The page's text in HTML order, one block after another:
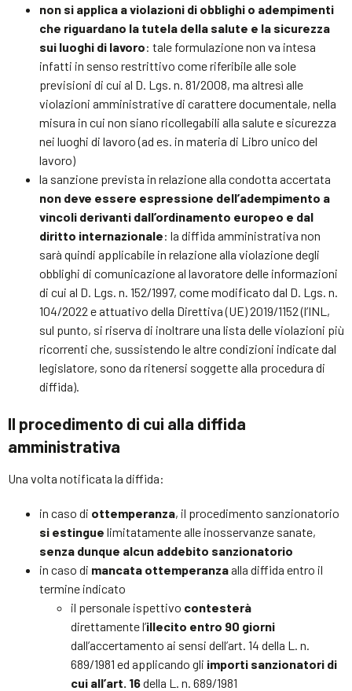
non si applica a violazioni di obblighi o adempimenti
che riguardano la tutela della salute e la sicurezza
sui luoghi di lavoro: tale formulazione non va intesa
infatti in senso restrittivo come riferibile alle sole
previsioni di cui al D. Lgs. n. 81/2008, ma altresì alle
violazioni amministrative di carattere documentale, nella
misura in cui non siano ricollegabili alla salute e sicurezza
nei luoghi di lavoro (ad es. in materia di Libro unico del
lavoro)
la sanzione prevista in relazione alla condotta accertata
non deve essere espressione dell’adempimento a
vincoli derivanti dall’ordinamento europeo e dal
diritto internazionale: la diffida amministrativa non
sarà quindi applicabile in relazione alla violazione degli
obblighi di comunicazione al lavoratore delle informazioni
di cui al D. Lgs. n. 152/1997, come modificato dal D. Lgs. n.
104/2022 e attuativo della Direttiva (UE) 2019/1152 (l’INL,
sul punto, si riserva di inoltrare una lista delle violazioni più
ricorrenti che, sussistendo le altre condizioni indicate dal
legislatore, sono da ritenersi soggette alla procedura di
diffida).
Il procedimento di cui alla diffida
amministrativa
Una volta notificata la diffida:
in caso di ottemperanza, il procedimento sanzionatorio
si estingue limitatamente alle inosservanze sanate,
senza dunque alcun addebito sanzionatorio
in caso di mancata ottemperanzaalla diffida entro il
termine indicato
il personale ispettivo contesterà
direttamente l’illecito entro 90 giorni
dall’accertamento ai sensi dell’art. 14 della L. n.
689/1981 ed applicando gli importi sanzionatori di
cui all’art. 16della L. n. 689/1981